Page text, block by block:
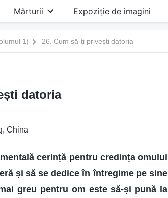
Mărturii Expoziție de imagini
1) 26. Cum să-ți privești datoria
datoria
China
cerință pentru credința omului
și să se dedice în întregime pe sine
greu pentru om este să-și pună la